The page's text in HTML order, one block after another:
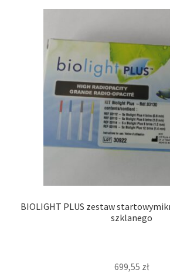
BIOLIGHT PLUS zestaw
szklanego
699,55 zł